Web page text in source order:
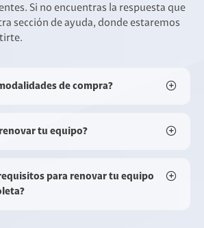
Si no encuentras la respuesta que
sección de ayuda, donde estaremos
de compra?
tu equipo?
para renovar tu equipo